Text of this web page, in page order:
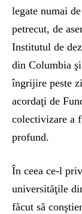
legate numai
petrecut, de
Institutul de
din Columbia
îngrijire peste
acordaţi de
colectivizare a
profund.
În ceea ce-l
universităţile
făcut să